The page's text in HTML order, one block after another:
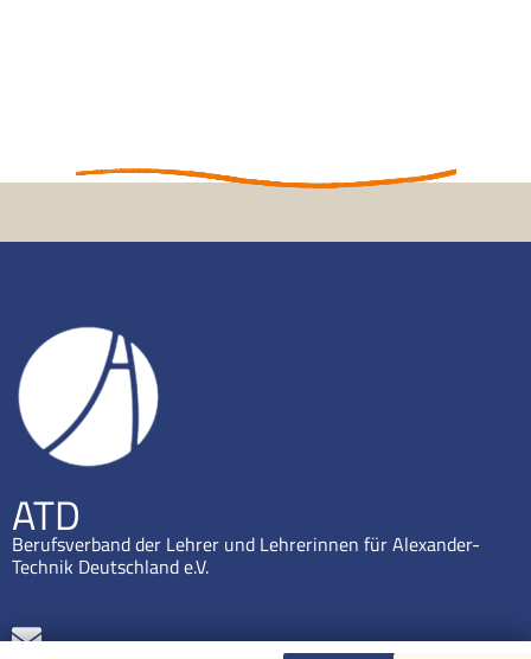
ATD
Berufsverband der Lehrer und Lehrerinnen für Alexander-
Technik Deutschland e.V.